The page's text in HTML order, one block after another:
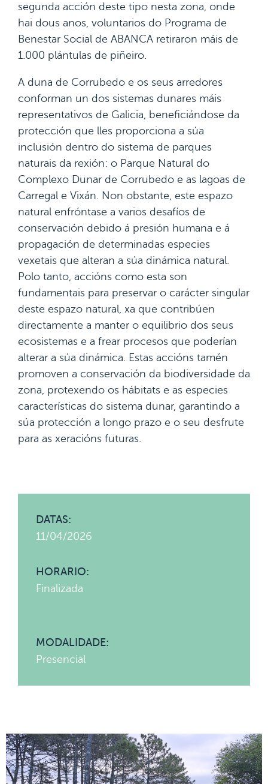
segunda acción deste tipo nesta zona, onde
hai dous anos, voluntarios do Programa de
Benestar Social de ABANCA retiraron máis de
1.000 plántulas de piñeiro.
A duna de Corrubedo e os seus arredores
conforman un dos sistemas dunares máis
representativos de Galicia, beneficiándose da
protección que lles proporciona a súa
inclusión dentro do sistema de parques
naturais da rexión: o Parque Natural do
Complexo Dunar de Corrubedo e as lagoas de
Carregal e Vixán. Non obstante, este espazo
natural enfróntase a varios desafíos de
conservación debido á presión humana e á
propagación de determinadas especies
vexetais que alteran a súa dinámica natural.
Polo tanto, accións como esta son
fundamentais para preservar o carácter singular
deste espazo natural, xa que contribúen
directamente a manter o equilibrio dos seus
ecosistemas e a frear procesos que poderían
alterar a súa dinámica. Estas accións tamén
promoven a conservación da biodiversidade da
zona, protexendo os hábitats e as especies
características do sistema dunar, garantindo a
súa protección a longo prazo e o seu desfrute
para as xeracións futuras.
DATAS:
11/04/2026
HORARIO:
Finalizada
MODALIDADE:
Presencial